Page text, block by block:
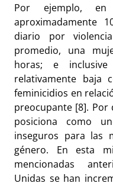
Por ejemplo,
aproximadamente
diario por
promedio, una
horas; e
relativamente baja
feminicidios en
preocupante [8]. Por
posiciona como
inseguros para las
género. En esta
mencionadas
Unidas se han